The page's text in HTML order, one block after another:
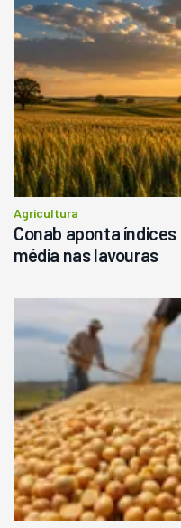
Agricultura
Conab aponta
média nas lavouras